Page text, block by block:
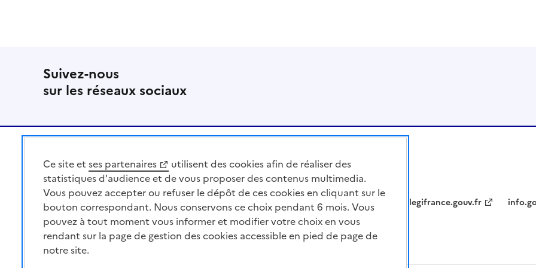
Suivez-nous
sur les réseaux sociaux
Pied de page
MINISTÈRE
DE L'AGRICULTURE
DE L'AGRO-ALIMENTAIRE
ET DE LA SOUVERAINETÉ
ALIMENTAIRE
legifrance.gouv.fr
Ce site et ses partenaires
utilisent des cookies afin de réaliser des
statistiques d'audience et de vous proposer des contenus multimedia.
Vous pouvez accepter ou refuser le dépôt de ces cookies en cliquant sur le
bouton correspondant. Nous conservons ce choix pendant 6 mois. Vous
pouvez à tout moment vous informer et modifier votre choix en vous
rendant sur la page de gestion des cookies accessible en pied de page de
notre site.